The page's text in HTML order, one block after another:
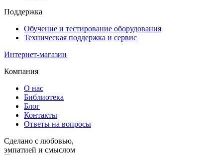
Поддержка
Обучение и тестирование оборудования
Техническая поддержка и сервис
Интернет-магазин
Компания
О нас
Библиотека
Блог
Контакты
Ответы на вопросы
Сделано с любовью,
эмпатией и смыслом